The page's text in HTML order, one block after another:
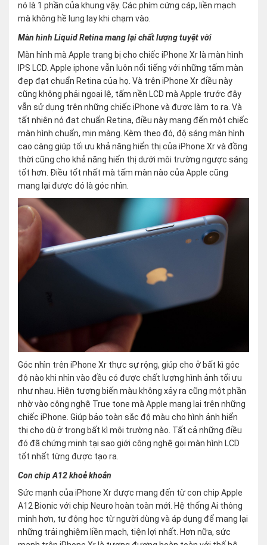
nó là 1 phần của khung vậy. Các phím cứng cáp, liền mạch
mà không hề lung lay khi chạm vào.
Màn hình Liquid Retina mang lại chất lượng tuyệt vời
Màn hình mà Apple trang bị cho chiếc iPhone Xr là màn hình
IPS LCD. Apple iphone vẫn luôn nổi tiếng với những tấm màn
đẹp đạt chuẩn Retina của họ. Và trên iPhone Xr điều này
cũng không phải ngoại lệ, tấm nền LCD mà Apple trước đây
vẫn sử dụng trên những chiếc iPhone và được làm to ra. Và
tất nhiên nó đạt chuẩn Retina, điều này mang đến một chiếc
màn hình chuẩn, mịn màng. Kèm theo đó, độ sáng màn hình
cao càng giúp tối ưu khả năng hiển thị của iPhone Xr và đồng
thời cũng cho khả năng hiển thị dưới môi trường ngược sáng
tốt hơn. Điều tốt nhất mà tấm màn nào của Apple cũng
mang lại được đó là góc nhìn.
Góc nhìn trên iPhone Xr thực sự rộng, giúp cho ở bất kì góc
độ nào khi nhìn vào đều có được chất lượng hình ảnh tối ưu
như nhau. Hiện tượng biến màu không xảy ra cũng một phần
nhờ vào công nghệ True tone mà Apple mang lại trên những
chiếc iPhone. Giúp bảo toàn sắc độ màu cho hình ảnh hiển
thị cho dù ở trong bất kì môi trường nào. Tất cả những điều
đó đã chứng minh tại sao giới công nghệ gọi màn hình LCD
tốt nhất từng được tạo ra.
Con chip A12 khoẻ khoắn
Sức mạnh của iPhone Xr được mang đến từ con chip Apple
A12 Bionic với chip Neuro hoàn toàn mới. Hệ thống Ai thông
minh hơn, tự động học từ người dùng và áp dụng để mang lại
những trải nghiệm liền mạch, tiện lợi nhất. Hơn nữa, sức